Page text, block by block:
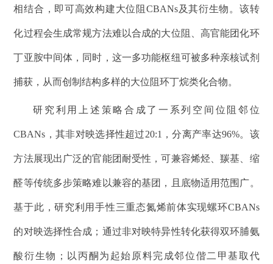
相结合，即可高效构建大位阻 CBANs及其衍生物。该转
化过程会生成常规方法难以合成的大位阻、高官能团化环
丁亚胺中间体，同时，这一多功能枢纽可被多种亲核试剂
捕获，从而创制结构多样的大位阻环丁烷类化合物。
研究利用上述策略合成了一系列空间位阻邻位
CBANs ，其非对映选择性超过20:1 ，分离产率达96%。该
方法展现出广泛的官能团耐受性，可兼容烯烃、羰基、缩
醛等传统多步策略难以兼容的基团，且底物适用范围广。
基于此，研究利用手性三重态氮烯前体实现螺环CBANs
的对映选择性合成 ； 通过非对映特异性转化获得双环脯氨
酸衍生物； 以丙酮为起始原料完成邻位偕二甲基取代